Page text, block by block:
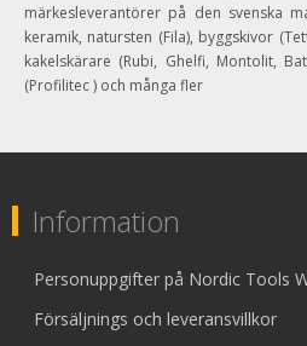
märkesleverantörer på den svenska
keramik, natursten (Fila), byggskivor
kakelskärare (Rubi, Ghelfi, Montolit,
(Profilitec ) och många fler
Information
Personuppgifter på Nordic Tools
Försäljnings och leveransvillkor